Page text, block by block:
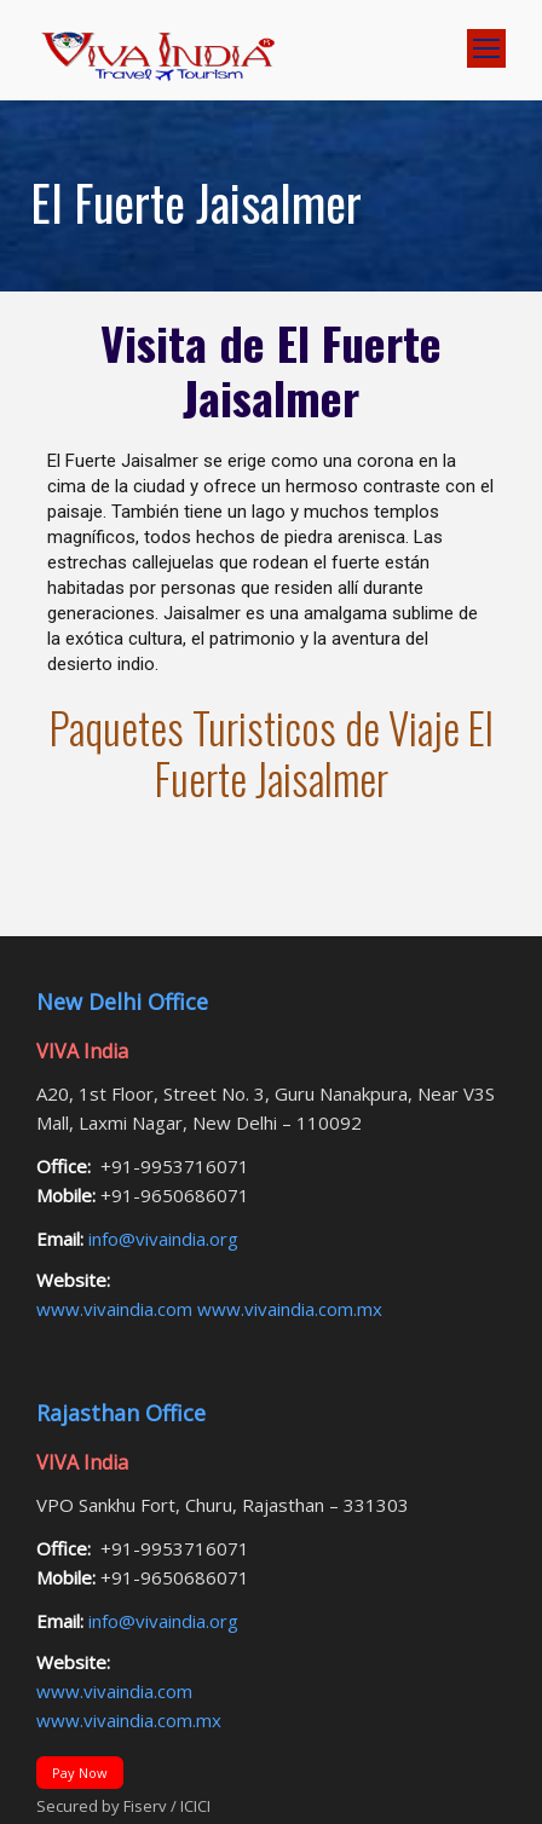
El Fuerte Jaisalmer
Visita de El Fuerte
Jaisalmer
El Fuerte Jaisalmer se erige como una corona en la
cima de la ciudad y ofrece un hermoso contraste con el
paisaje. También tiene un lago y muchos templos
magníficos, todos hechos de piedra arenisca. Las
estrechas callejuelas que rodean el fuerte están
habitadas por personas que residen allí durante
generaciones. Jaisalmer es una amalgama sublime de
la exótica cultura, el patrimonio y la aventura del
desierto indio.
Paquetes Turisticos de Viaje El
Fuerte Jaisalmer
New Delhi Office
VIVA India
A20, 1st Floor, Street No. 3, Guru Nanakpura, Near V3S
Mall, Laxmi Nagar, New Delhi – 110092
Office: +91-9953716071
Mobile: +91-9650686071
Email: info@vivaindia.org
Website:
www.vivaindia.com www.vivaindia.com.mx
Rajasthan Office
VIVA India
VPO Sankhu Fort, Churu, Rajasthan – 331303
Office: +91-9953716071
Mobile: +91-9650686071
Email: info@vivaindia.org
Website:
www.vivaindia.com
www.vivaindia.com.mx
Pay Now
Secured by Fiserv / ICICI